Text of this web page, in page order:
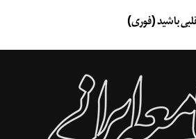
باشید (فوری)